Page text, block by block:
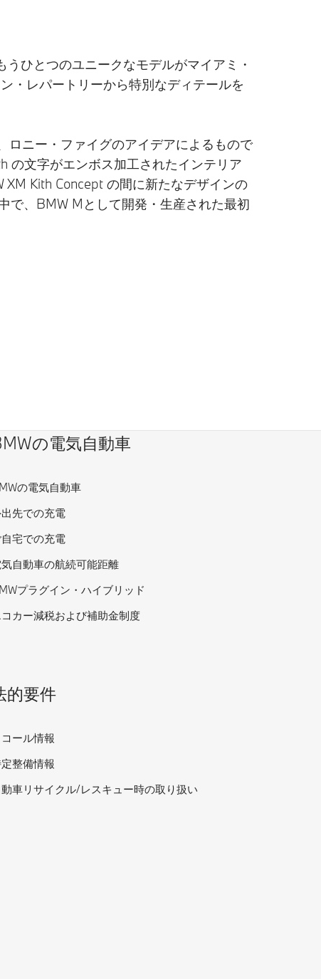
ひとつのユニークなモデルがマイアミ・
・レパートリーから特別なディテールを
ロニー・ファイグのアイデアによるもので
の文字がエンボス加工されたインテリア
Kith Concept の間に新たなデザインの
で、BMW Mとして開発・生産された最初
の電気自動車
の電気自動車
先での充電
自宅での充電
自動車の航続可能距離
プラグイン・ハイブリッド
カー減税および補助金制度
的要件
コール情報
整備情報
動車リサイクル/レスキュー時の取り扱い